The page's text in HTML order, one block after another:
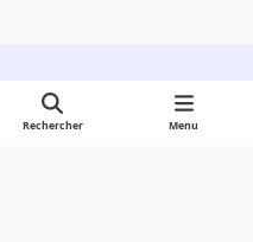
Rechercher Menu